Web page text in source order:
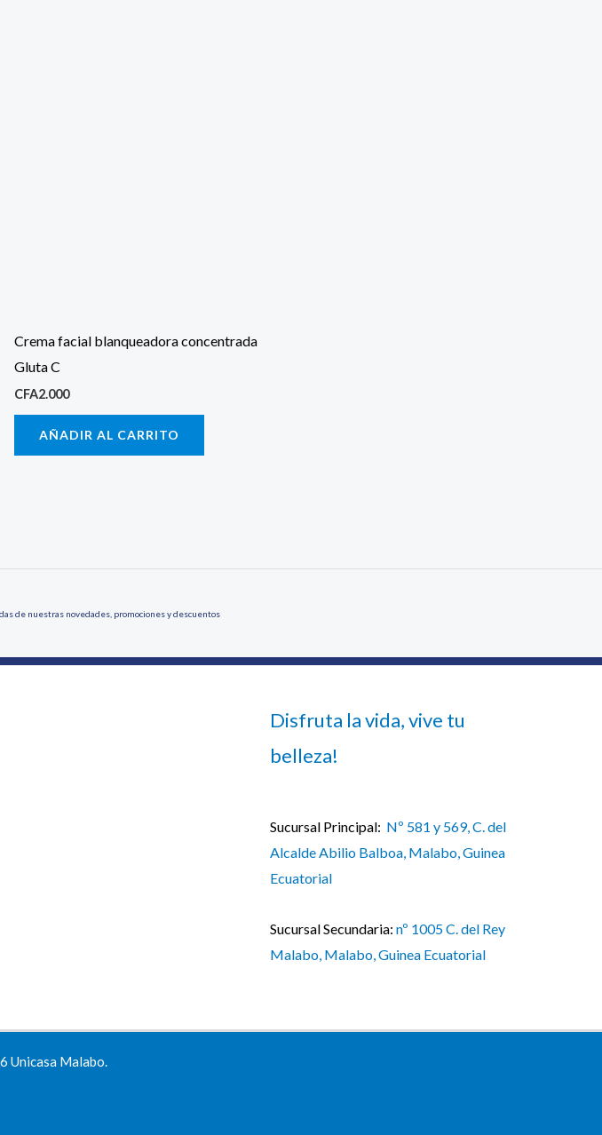
Crema facial blanqueadora concentrada
Gluta C
CFA2.000
AÑADIR AL CARRITO
de nuestras novedades, promociones y descuentos
Disfruta la vida, vive tu
belleza!
Sucursal Principal: Nº 581 y 569, C. del
Alcalde Abilio Balboa, Malabo, Guinea
Ecuatorial
Sucursal Secundaria: nº 1005 C. del Rey
Malabo, Malabo, Guinea Ecuatorial
Unicasa Malabo.